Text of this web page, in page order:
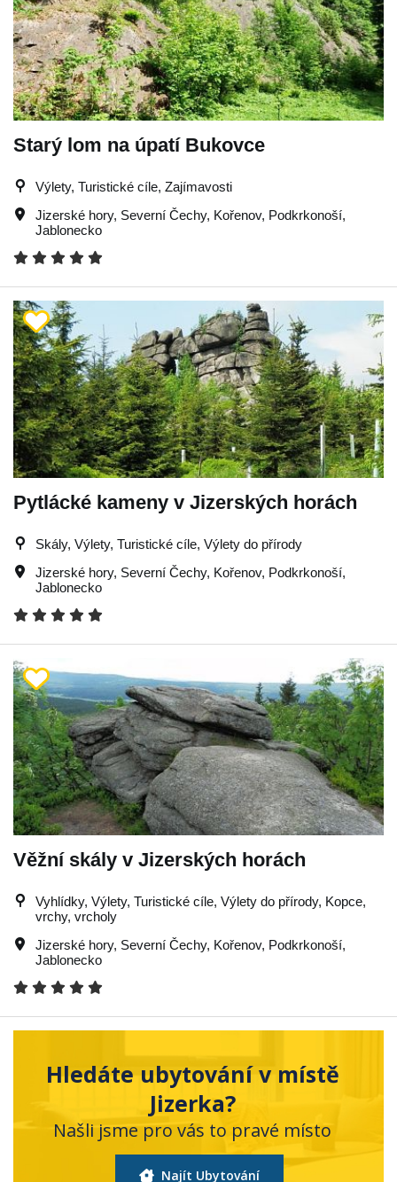
Starý lom na úpatí Bukovce
Výlety, Turistické cíle, Zajímavosti
Jizerské hory, Severní Čechy, Kořenov, Podkrkonoší,
Jablonecko
Pytlácké kameny v Jizerských horách
Skály, Výlety, Turistické cíle, Výlety do přírody
Jizerské hory, Severní Čechy, Kořenov, Podkrkonoší,
Jablonecko
Věžní skály v Jizerských horách
Vyhlídky, Výlety, Turistické cíle, Výlety do přírody, Kopce,
vrchy, vrcholy
Jizerské hory, Severní Čechy, Kořenov, Podkrkonoší,
Jablonecko
Hledáte ubytování v místě
Jizerka?
Našli jsme pro vás to pravé místo
Najít Ubytování